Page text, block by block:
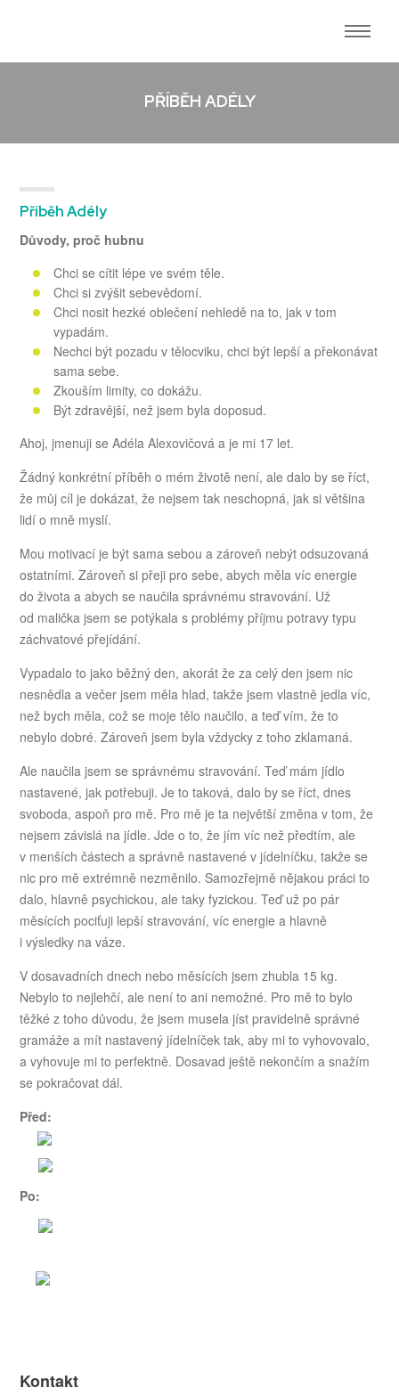
PŘÍBĚH ADÉLY
Příběh Adély
Důvody, proč hubnu
Chci se cítit lépe ve svém těle.
Chci si zvýšit sebevědomí.
Chci nosit hezké oblečení nehledě na to, jak v tom
vypadám.
Nechci být pozadu v tělocviku, chci být lepší a překonávat
sama sebe.
Zkouším limity, co dokážu.
Být zdravější, než jsem byla doposud.
Ahoj, jmenuji se Adéla Alexovičová a je mi 17 let.
Žádný konkrétní příběh o mém životě není, ale dalo by se říct,
že můj cíl je dokázat, že nejsem tak neschopná, jak si většina
lidí o mně myslí.
Mou motivací je být sama sebou a zároveň nebýt odsuzovaná
ostatními. Zároveň si přeji pro sebe, abych měla víc energie
do života a abych se naučila správnému stravování. Už
od malička jsem se potýkala s problémy příjmu potravy typu
záchvatové přejídání.
Vypadalo to jako běžný den, akorát že za celý den jsem nic
nesnědla a večer jsem měla hlad, takže jsem vlastně jedla víc,
než bych měla, což se moje tělo naučilo, a teď vím, že to
nebylo dobré. Zároveň jsem byla vždycky z toho zklamaná.
Ale naučila jsem se správnému stravování. Teď mám jídlo
nastavené, jak potřebuji. Je to taková, dalo by se říct, dnes
svoboda, aspoň pro mě. Pro mě je ta největší změna v tom, že
nejsem závislá na jídle. Jde o to, že jím víc než předtím, ale
v menších částech a správně nastavené v jídelníčku, takže se
nic pro mě extrémně nezměnilo. Samozřejmě nějakou práci to
dalo, hlavně psychickou, ale taky fyzickou. Teď už po pár
měsících pociťuji lepší stravování, víc energie a hlavně
i výsledky na váze.
V dosavadních dnech nebo měsících jsem zhubla 15 kg.
Nebylo to nejlehčí, ale není to ani nemožné. Pro mě to bylo
těžké z toho důvodu, že jsem musela jíst pravidelně správné
gramáže a mít nastavený jídelníček tak, aby mi to vyhovovalo,
a vyhovuje mi to perfektně. Dosavad ještě nekončím a snažím
se pokračovat dál.
Před:
Po:
Kontakt